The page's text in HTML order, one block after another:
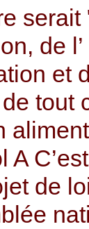
de
et
tout
A
de